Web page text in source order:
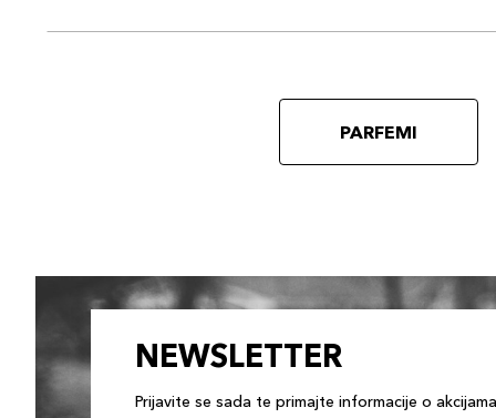
PARFEMI
NEWSLETTER
Prijavite se sada te primajte informacije o